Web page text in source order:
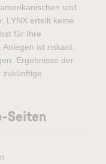
und
LYNX erteilt keine
für Ihre
ist riskant.
Ergebnisse der
zukünftige
Seiten